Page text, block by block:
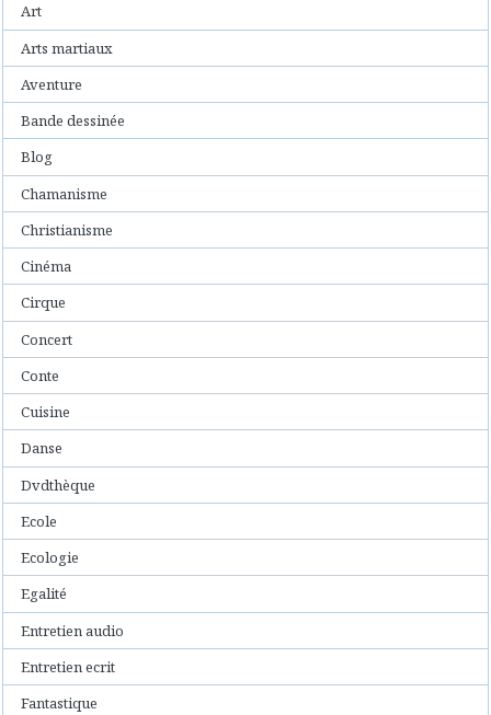
Art
Arts martiaux
Aventure
Bande dessinée
Blog
Chamanisme
Christianisme
Cinéma
Cirque
Concert
Conte
Cuisine
Danse
Dvdthèque
Ecole
Ecologie
Egalité
Entretien audio
Entretien ecrit
Fantastique